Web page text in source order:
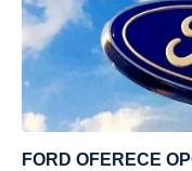
FORD OFERECE